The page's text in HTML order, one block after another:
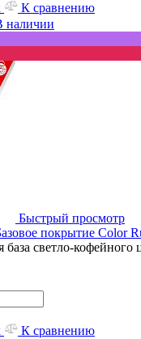
К сравнению
наличии
Быстрый просмотр
покрытие Color
база светло-кофейного
К сравнению